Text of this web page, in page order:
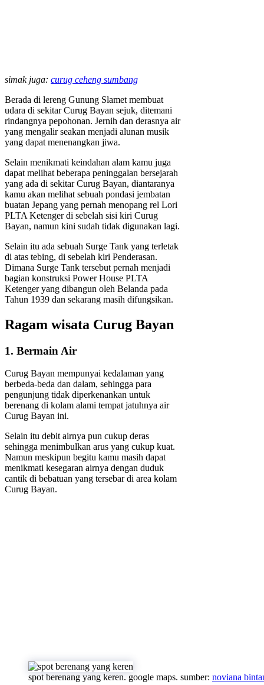
simak juga: curug ceheng sumbang
Berada di lereng Gunung Slamet membuat
udara di sekitar Curug Bayan sejuk, ditemani
rindangnya pepohonan. Jernih dan derasnya air
yang mengalir seakan menjadi alunan musik
yang dapat menenangkan jiwa.
Selain menikmati keindahan alam kamu juga
dapat melihat beberapa peninggalan bersejarah
yang ada di sekitar Curug Bayan, diantaranya
kamu akan melihat sebuah pondasi jembatan
buatan Jepang yang pernah menopang rel Lori
PLTA Ketenger di sebelah sisi kiri Curug
Bayan, namun kini sudah tidak digunakan lagi.
Selain itu ada sebuah Surge Tank yang terletak
di atas tebing, di sebelah kiri Penderasan.
Dimana Surge Tank tersebut pernah menjadi
bagian konstruksi Power House PLTA
Ketenger yang dibangun oleh Belanda pada
Tahun 1939 dan sekarang masih difungsikan.
Ragam wisata Curug Bayan
1. Bermain Air
Curug Bayan mempunyai kedalaman yang
berbeda-beda dan dalam, sehingga para
pengunjung tidak diperkenankan untuk
berenang di kolam alami tempat jatuhnya air
Curug Bayan ini.
Selain itu debit airnya pun cukup deras
sehingga menimbulkan arus yang cukup kuat.
Namun meskipun begitu kamu masih dapat
menikmati kesegaran airnya dengan duduk
cantik di bebatuan yang tersebar di area kolam
Curug Bayan.
spot berenang yang keren. google maps. sumber: noviana